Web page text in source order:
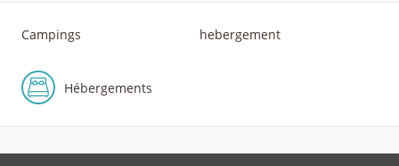
Campings hebergement
Hébergements